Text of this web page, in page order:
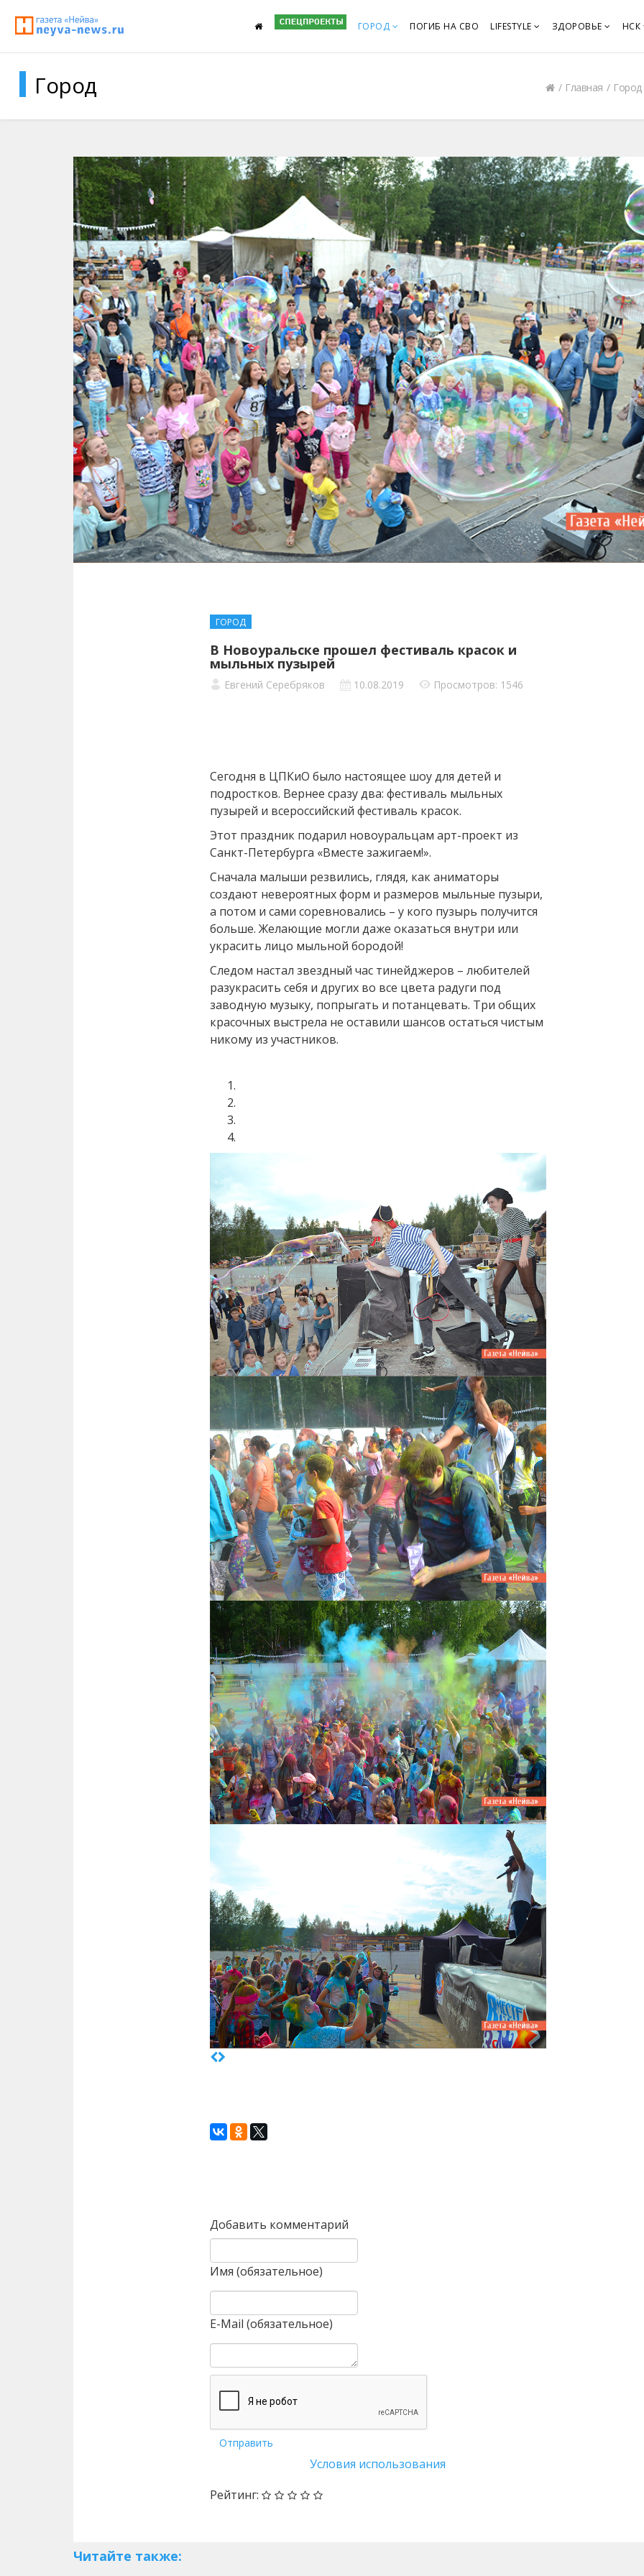
ГОРОД ПОГИБ НА СВО LIFESTYLE ЗДОРОВЬЕ НСК
Город Главная Город
ГОРОД
В Новоуральске прошел фестиваль красок и
мыльных пузырей
Евгений Серебряков 10.08.2019 Просмотров: 1546
Сегодня в ЦПКиО было настоящее шоу для детей и
подростков. Вернее сразу два: фестиваль мыльных
пузырей и всероссийский фестиваль красок.
Этот праздник подарил новоуральцам арт-проект из
Санкт-Петербурга «Вместе зажигаем!».
Сначала малыши резвились, глядя, как аниматоры
создают невероятных форм и размеров мыльные пузыри,
а потом и сами соревновались – у кого пузырь получится
больше. Желающие могли даже оказаться внутри или
украсить лицо мыльной бородой!
Следом настал звездный час тинейджеров – любителей
разукрасить себя и других во все цвета радуги под
заводную музыку, попрыгать и потанцевать. Три общих
красочных выстрела не оставили шансов остаться чистым
никому из участников.
Добавить комментарий
Имя (обязательное)
E-Mail (обязательное)
Отправить
Условия использования
Рейтинг:
Читайте также: